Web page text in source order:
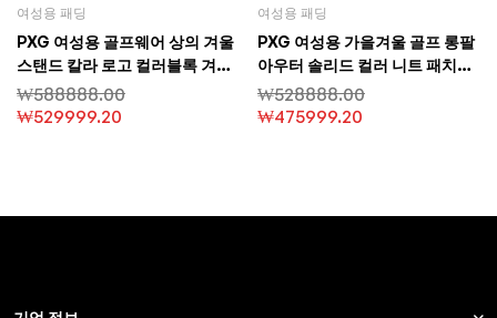
여성용 패딩
PXG 여성용 골프웨어 상의 겨울
스탠드 칼라 로고 컬러블록 겨드
랑이털 다운 스포츠 롱팔 아우터
₩588888.00
₩529999.20
여성용 패딩
PXG 여성용 가을겨울 골프 롱팔
아우터 솔리드 컬러 니트 패치워
크 보온 오리털 다운 카디건 슬림
핏 다용도 클래식 스타일
₩528888.00
₩475999.20